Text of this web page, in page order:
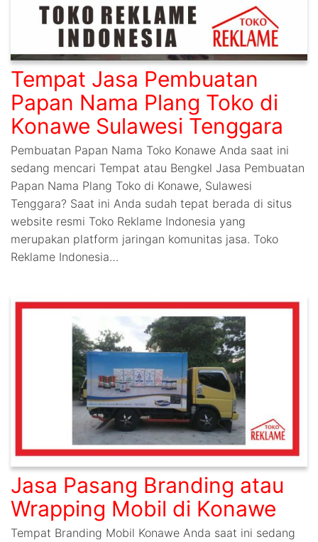
Tempat Jasa Pembuatan
Papan Nama Plang Toko di
Konawe Sulawesi Tenggara
Pembuatan Papan Nama Toko Konawe Anda saat ini
sedang mencari Tempat atau Bengkel Jasa Pembuatan
Papan Nama Plang Toko di Konawe, Sulawesi
Tenggara? Saat ini Anda sudah tepat berada di situs
website resmi Toko Reklame Indonesia yang
merupakan platform jaringan komunitas jasa. Toko
Reklame Indonesia…
Jasa Pasang Branding atau
Wrapping Mobil di Konawe
Tempat Branding Mobil Konawe Anda saat ini sedang